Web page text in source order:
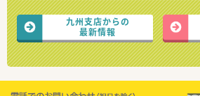
九州支店からの
最新情報